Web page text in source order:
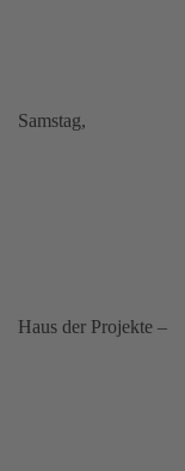
Samstag,
Haus der Projekte –